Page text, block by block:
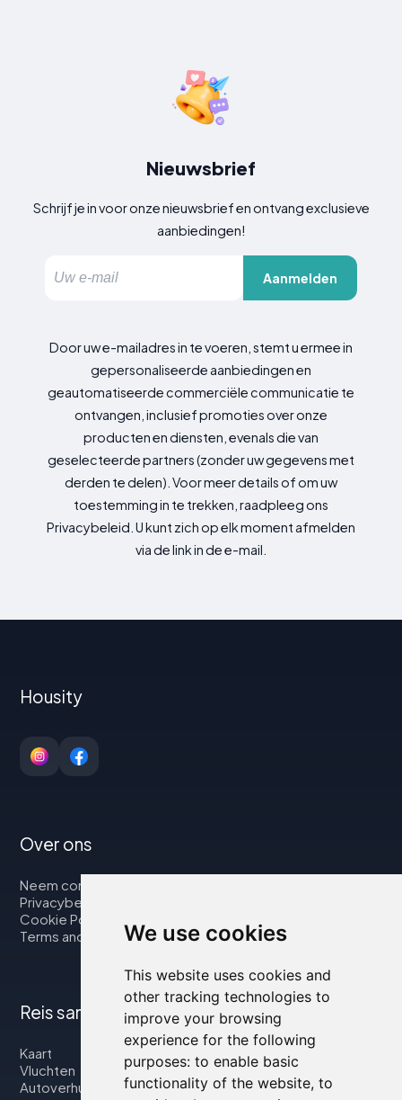
We use cookies
This website uses cookies and
other tracking technologies to
improve your browsing
experience for the following
purposes: to enable basic
functionality of the website, to
Nieuwsbrief
Schrijf je in voor onze nieuwsbrief en ontvang exclusieve
aanbiedingen!
Aanmelden
Door uw e-mailadres in te voeren, stemt u ermee in
gepersonaliseerde aanbiedingen en
geautomatiseerde commerciële communicatie te
ontvangen, inclusief promoties over onze
producten en diensten, evenals die van
geselecteerde partners (zonder uw gegevens met
derden te delen). Voor meer details of om uw
toestemming in te trekken, raadpleeg ons
Privacybeleid. U kunt zich op elk moment afmelden
via de link in de e-mail.
Housity
Over ons
Neem contact op met
Privacybeleid
Cookie Policy
Terms and Conditions
Reis samen met ons
Kaart
Vluchten
Autoverhuur